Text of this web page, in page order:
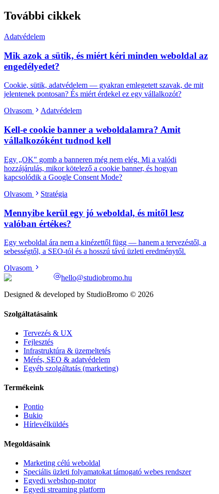
További cikkek
Adatvédelem
Mik azok a sütik, és miért kéri minden weboldal az
engedélyedet?
Cookie, sütik, adatvédelem — gyakran emlegetett szavak, de mit
jelentenek pontosan? És miért érdekel ez egy vállalkozót?
Olvasom
Adatvédelem
Kell-e cookie banner a weboldalamra? Amit
vállalkozóként tudnod kell
Egy „OK" gomb a banneren még nem elég. Mi a valódi
hozzájárulás, mikor kötelező a cookie banner, és hogyan
kapcsolódik a Google Consent Mode?
Olvasom
Stratégia
Mennyibe kerül egy jó weboldal, és mitől lesz
valóban értékes?
Egy weboldal ára nem a kinézettől függ — hanem a tervezéstől, a
sebességtől, a SEO-tól és a hosszú távú üzleti eredménytől.
Olvasom
hello@studiobromo.hu
Designed & developed by StudioBromo © 2026
Szolgáltatásaink
Tervezés & UX
Fejlesztés
Infrastruktúra & üzemeltetés
Mérés, SEO & adatvédelem
Egyéb szolgáltatás (marketing)
Termékeink
Pontio
Bukio
Hírlevélküldés
Megoldásaink
Marketing célú weboldal
Speciális üzleti folyamatokat támogató webes rendszer
Egyedi webshop-motor
Egyedi streaming platform